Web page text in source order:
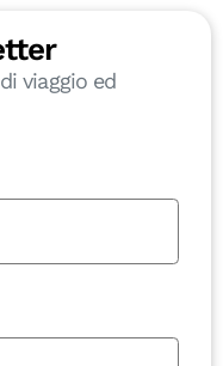
viaggio ed